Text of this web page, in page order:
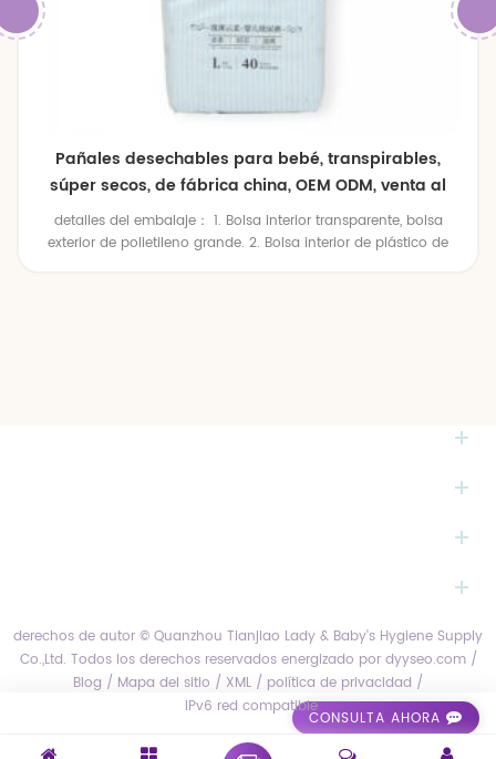
CONSULTA AHORA
Pañales desechables para bebé, transpirables,
súper secos, de fábrica china, OEM ODM, venta al
por mayor, precio económico
detalles del embalaje： 1. Bolsa interior transparente, bolsa
exterior de polietileno grande. 2. Bolsa interior de plástico de
derechos de autor © Quanzhou Tianjiao Lady & Baby's Hygiene Supply
Co.,Ltd. Todos los derechos reservados energizado por dyyseo.com /
Blog / Mapa del sitio / XML / política de privacidad /
IPv6 red compatible